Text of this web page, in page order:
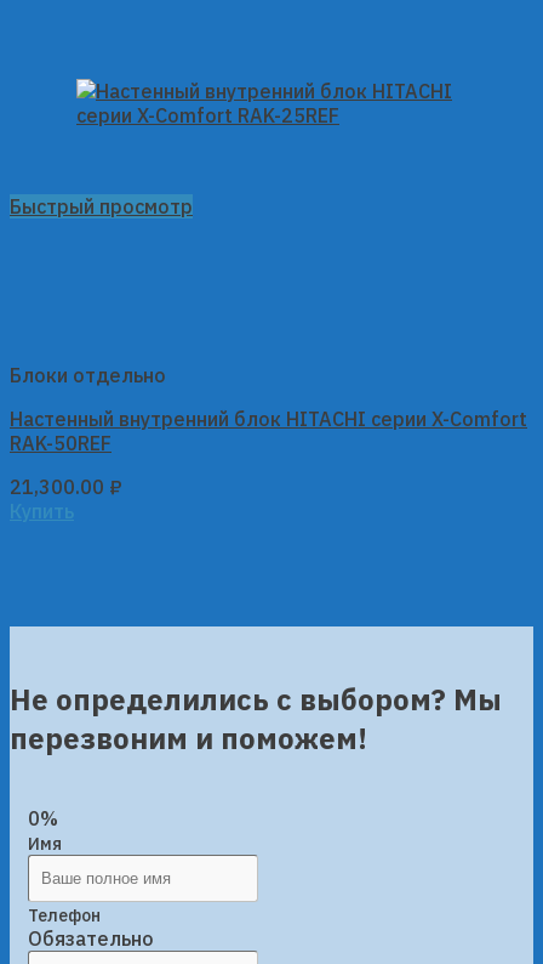
Быстрый просмотр
Блоки отдельно
Настенный внутренний блок HITACHI серии X-Comfort
RAK-50REF
21,300.00 ₽
Купить
Не определились с выбором? Мы
перезвоним и поможем!
0%
Имя
Телефон
Обязательно